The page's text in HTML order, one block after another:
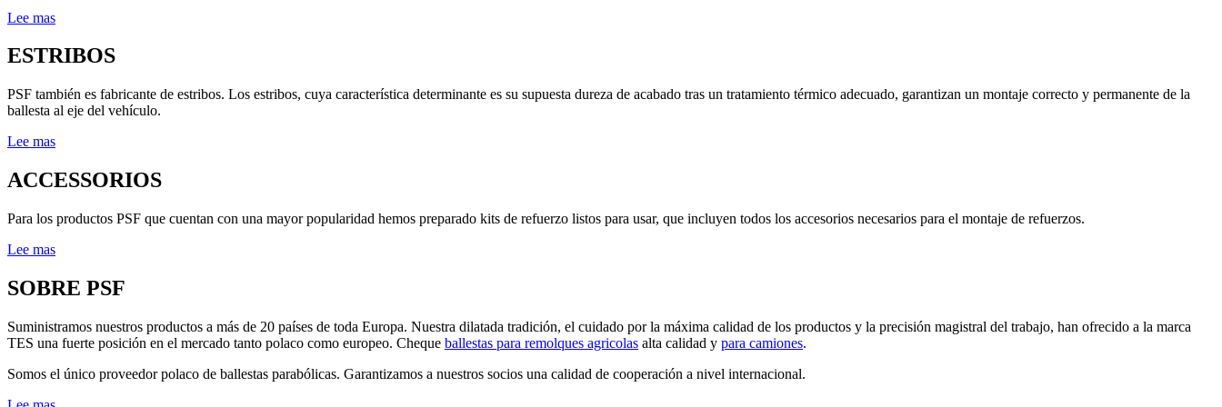
Lee mas
ESTRIBOS
PSF también es fabricante de estribos. Los estribos, cuya característica determinante es su supuesta dureza de acabado tras un tratamiento térmico adecuado, garantizan un montaje correcto y permanente de la
ballesta al eje del vehículo.
Lee mas
ACCESSORIOS
Para los productos PSF que cuentan con una mayor popularidad hemos preparado kits de refuerzo listos para usar, que incluyen todos los accesorios necesarios para el montaje de refuerzos.
Lee mas
SOBRE PSF
Suministramos nuestros productos a más de 20 países de toda Europa. Nuestra dilatada tradición, el cuidado por la máxima calidad de los productos y la precisión magistral del trabajo, han ofrecido a la marca
TES una fuerte posición en el mercado tanto polaco como europeo. Cheque ballestas para remolques agricolas alta calidad y para camiones.
Somos el único proveedor polaco de ballestas parabólicas. Garantizamos a nuestros socios una calidad de cooperación a nivel internacional.